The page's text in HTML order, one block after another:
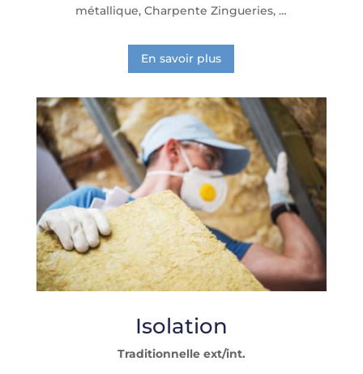
métallique, Charpente Zingueries, …
En savoir plus
Isolation
Traditionnelle ext/int.